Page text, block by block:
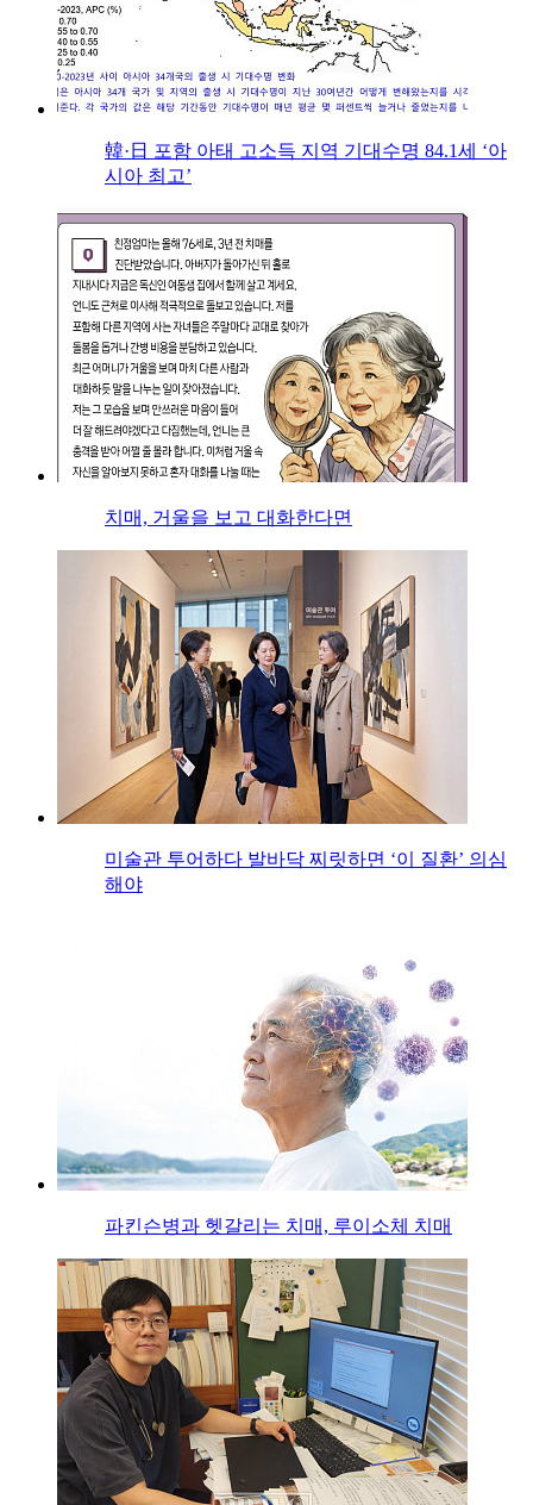
韓·日 포함 아태 고소득 지역 기대수명 84.1세 ‘아
시아 최고’
치매, 거울을 보고 대화한다면
미술관 투어하다 발바닥 찌릿하면 ‘이 질환’ 의심
해야
파킨슨병과 헷갈리는 치매, 루이소체 치매